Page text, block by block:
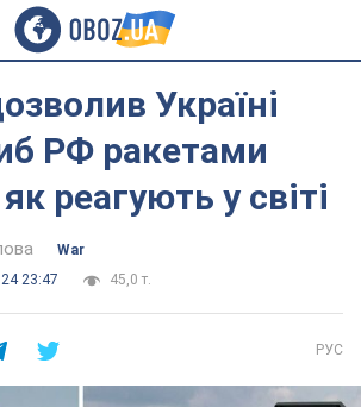
Україні
РФ ракетами
реагують у світі
War
23:47
45,0 т.
РУС